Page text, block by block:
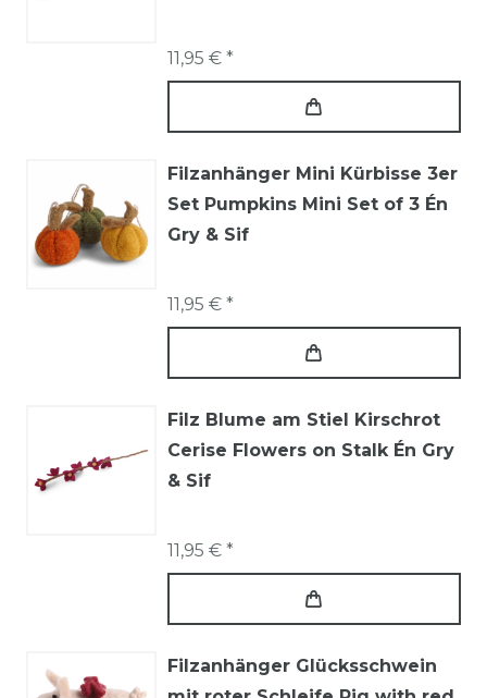
11,95 € *
Filzanhänger Mini Kürbisse 3er
Set Pumpkins Mini Set of 3 Én
Gry & Sif
11,95 € *
Filz Blume am Stiel Kirschrot
Cerise Flowers on Stalk Én Gry
& Sif
11,95 € *
Filzanhänger Glücksschwein